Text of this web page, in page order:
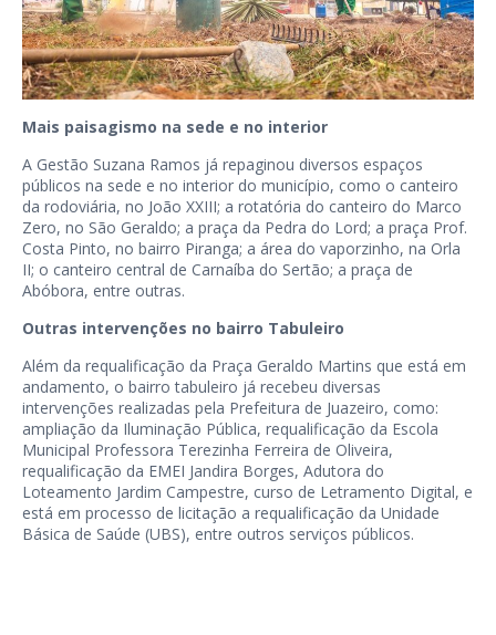
Mais paisagismo na sede e no interior
A Gestão Suzana Ramos já repaginou diversos espaços
públicos na sede e no interior do município, como o canteiro
da rodoviária, no João XXIII; a rotatória do canteiro do Marco
Zero, no São Geraldo; a praça da Pedra do Lord; a praça Prof.
Costa Pinto, no bairro Piranga; a área do vaporzinho, na Orla
II; o canteiro central de Carnaíba do Sertão; a praça de
Abóbora, entre outras.
Outras intervenções no bairro Tabuleiro
Além da requalificação da Praça Geraldo Martins que está em
andamento, o bairro tabuleiro já recebeu diversas
intervenções realizadas pela Prefeitura de Juazeiro, como:
ampliação da Iluminação Pública, requalificação da Escola
Municipal Professora Terezinha Ferreira de Oliveira,
requalificação da EMEI Jandira Borges, Adutora do
Loteamento Jardim Campestre, curso de Letramento Digital, e
está em processo de licitação a requalificação da Unidade
Básica de Saúde (UBS), entre outros serviços públicos.